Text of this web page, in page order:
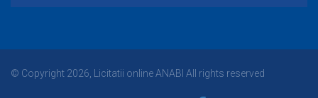
© Copyright 2026, Licitatii online ANABI All rights reserved